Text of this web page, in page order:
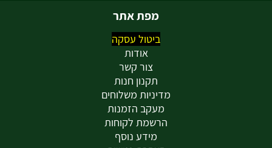
מפת אתר
ביטול עסקה
אודות
צור קשר
תקנון חנות
מדיניות משלוחים
מעקב הזמנות
הרשמת לקוחות
מידע נוסף